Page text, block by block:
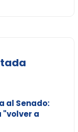
al Senado:
"volver a